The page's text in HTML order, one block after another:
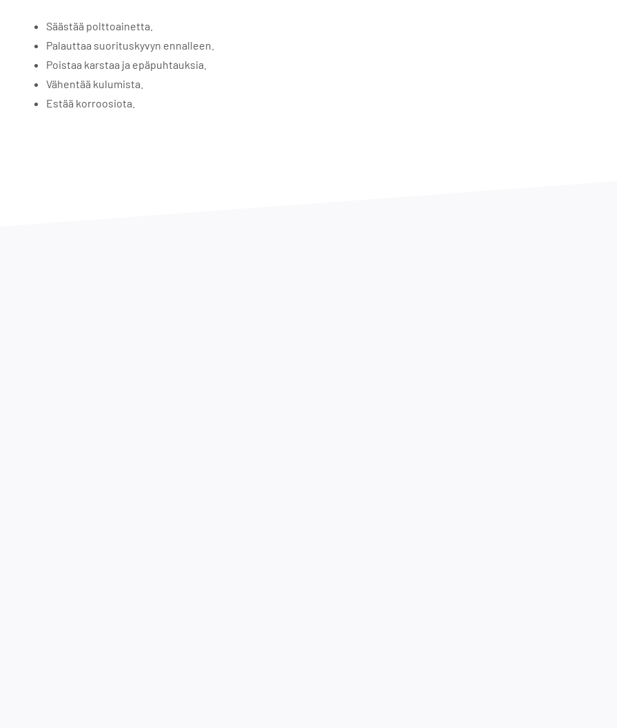
Säästää polttoainetta.
Palauttaa suorituskyvyn ennalleen.
Poistaa karstaa ja epäpuhtauksia.
Vähentää kulumista.
Estää korroosiota.